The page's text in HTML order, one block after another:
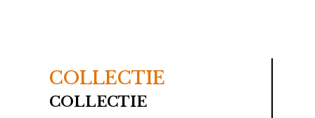
COLLECTIE
COLLECTIE